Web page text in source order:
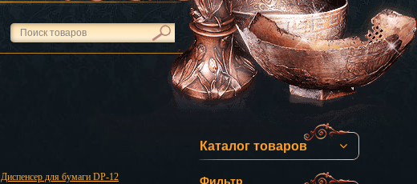
Диспенсер для бумаги DP-12
Каталог товаров
Фильтр